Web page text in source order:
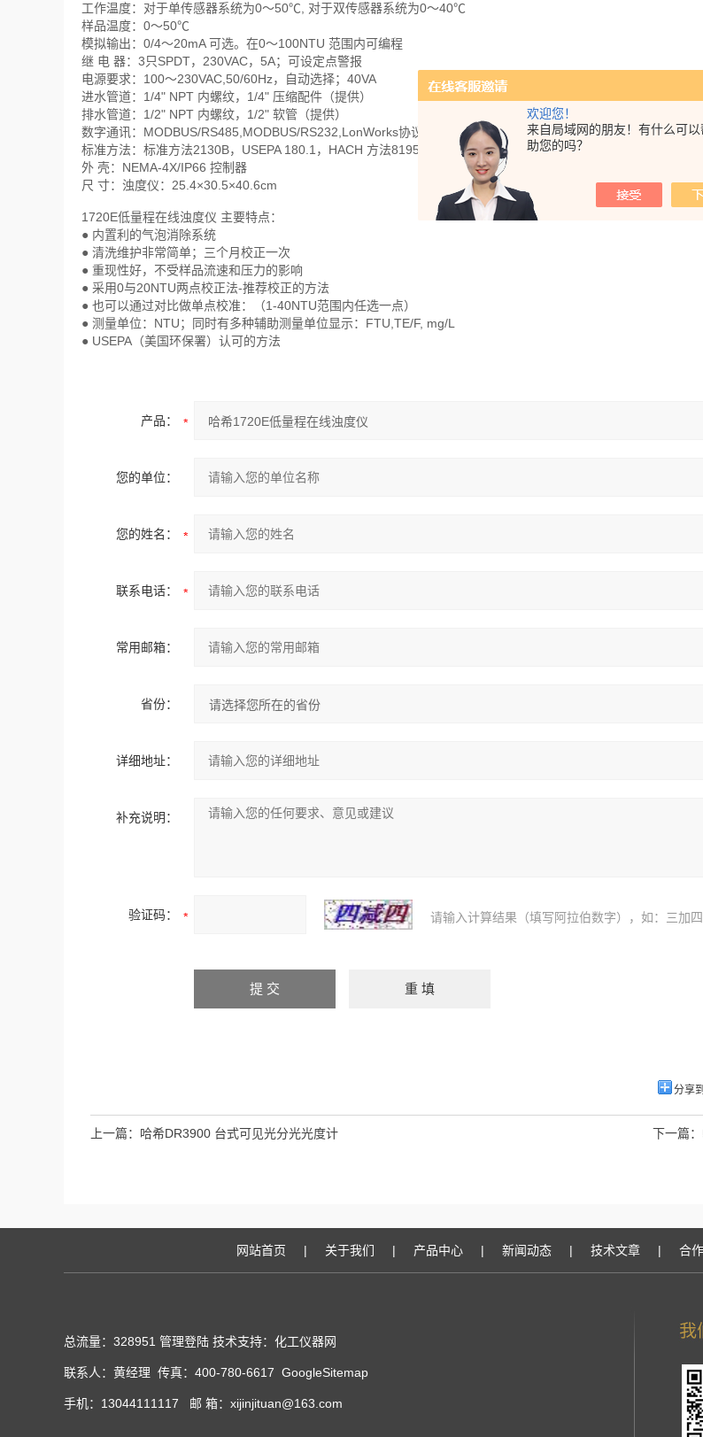
欢迎您！
来自局域网的朋友！有什么可以
助您的吗？
工作温度：对于单传感器系统为0～50℃, 对于双传感器系统为0～40℃
样品温度：0～50℃
模拟输出：0/4～20mA 可选。在0～100NTU 范围内可编程
继 电 器：3只SPDT，230VAC，5A；可设定点警报
电源要求：100～230VAC,50/60Hz，自动选择；40VA
进水管道：1/4" NPT 内螺纹，1/4" 压缩配件（提供）
排水管道：1/2" NPT 内螺纹，1/2" 软管（提供）
数字通讯：MODBUS/RS485,MODBUS/RS232,LonWorks协议（可选）
标准方法：标准方法2130B，USEPA 180.1，HACH 方法8195
外 壳：NEMA-4X/IP66 控制器
尺 寸：浊度仪：25.4×30.5×40.6cm
1720E低量程在线浊度仪 主要特点：
● 内置利的气泡消除系统
● 清洗维护非常简单；三个月校正一次
● 重现性好，不受样品流速和压力的影响
● 采用0与20NTU两点校正法-推荐校正的方法
● 也可以通过对比做单点校准：（1-40NTU范围内任选一点）
● 测量单位：NTU；同时有多种辅助测量单位显示：FTU,TE/F, mg/L
● USEPA（美国环保署）认可的方法
产品：
您的单位：
您的姓名：
联系电话：
常用邮箱：
省份：
详细地址：
补充说明：
验证码： 请输入计算结果（填写阿拉伯数字），如：三加
分享到
上一篇： 哈希DR3900 台式可见光分光光度计 下一篇：
网站首页 | 关于我们 | 产品中心 | 新闻动态 | 技术文章 | 合
总流量：328951 管理登陆 技术支持：化工仪器网
联系人：黄经理 传真：400-780-6617 GoogleSitemap
手机：13044111117 邮 箱：xijinjituan@163.com